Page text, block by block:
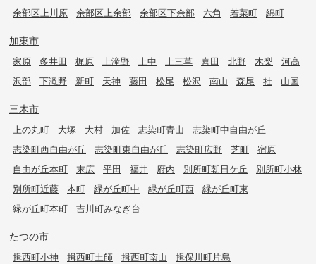
余部区上川原
余部区上余部 余部区下余部 六角 若菜町 綿町
加東市
家原 多井田 梶原 上滝野 上中 上三草 喜田 北野 木梨
河高
沢部
下滝野 新町 天神 藤田 松尾 松沢 南山 森尾 社 山国
三木市
上の丸町 大塚 大村 加佐 志染町青山
志染町中自由が丘
志染町西自由が丘
志染町東自由が丘 志染町広野 芝町
宿原
自由が丘本町
末広 平田 福井 府内 別所町朝日ケ丘
別所町小林
別所町近藤
本町 緑が丘町中 緑が丘町西
緑が丘町東
緑が丘町本町
吉川町みなぎ台
たつの市
揖西町小神 揖西町土師 揖西町南山
揖保川町片島